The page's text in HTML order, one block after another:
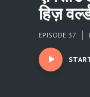
हिज़
EPISODE 37